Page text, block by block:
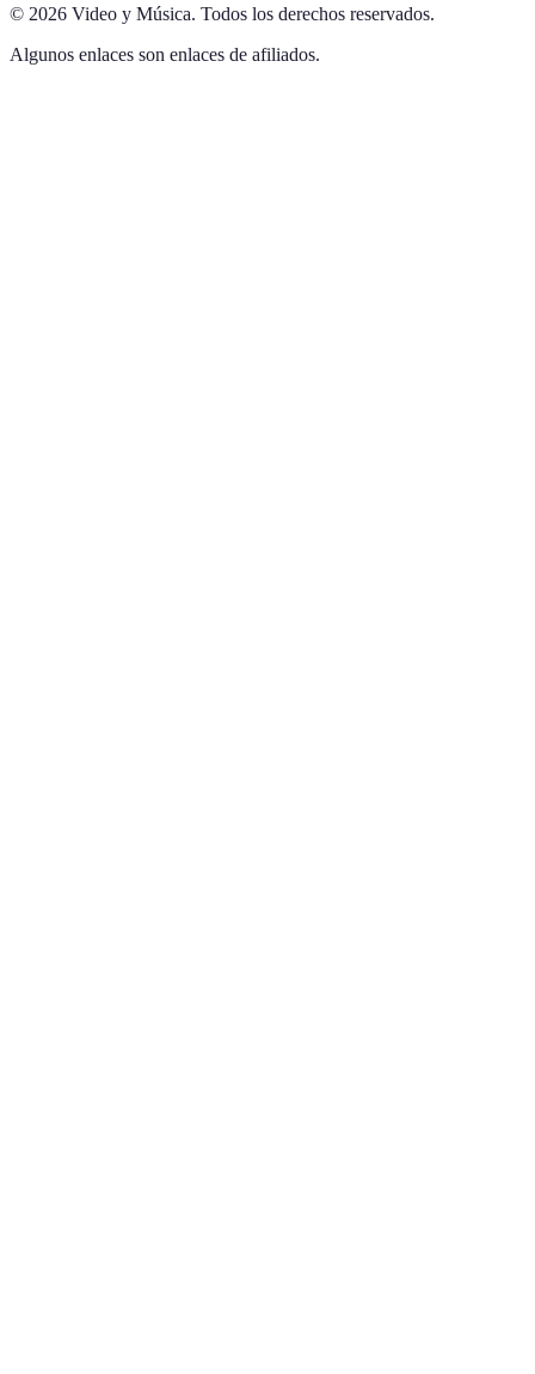
© 2026 Video y Música. Todos los derechos reservados.
Algunos enlaces son enlaces de afiliados.